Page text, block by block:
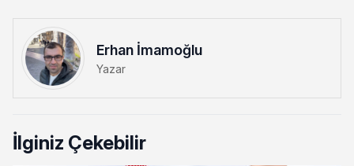
Erhan İmamoğlu
Yazar
İlginiz Çekebilir